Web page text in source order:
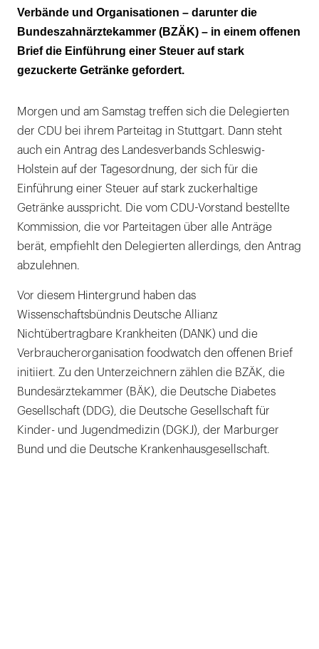
Zuckerkonsums von Kindern
Aufruf zu „entschlossenem Handeln"
Verbände und Organisationen – darunter die
Bundeszahnärztekammer (BZÄK) – in einem offenen
Brief die Einführung einer Steuer auf stark
gezuckerte Getränke gefordert.
Morgen und am Samstag treffen sich die Delegierten
der CDU bei ihrem Parteitag in Stuttgart. Dann steht
auch ein Antrag des Landesverbands Schleswig-
Holstein auf der Tagesordnung, der sich für die
Einführung einer Steuer auf stark zuckerhaltige
Getränke ausspricht. Die vom CDU-Vorstand bestellte
Kommission, die vor Parteitagen über alle Anträge
berät, empfiehlt den Delegierten allerdings, den Antrag
abzulehnen.
Vor diesem Hintergrund haben das
Wissenschaftsbündnis Deutsche Allianz
Nichtübertragbare Krankheiten (DANK) und die
Verbraucherorganisation foodwatch den offenen Brief
initiiert. Zu den Unterzeichnern zählen die BZÄK, die
Bundesärztekammer (BÄK), die Deutsche Diabetes
Gesellschaft (DDG), die Deutsche Gesellschaft für
Kinder- und Jugendmedizin (DGKJ), der Marburger
Bund und die Deutsche Krankenhausgesellschaft.